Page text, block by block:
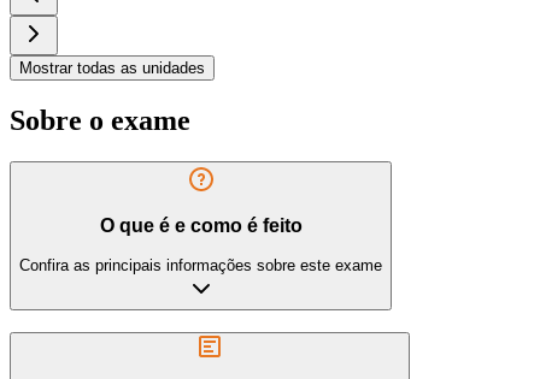
Mostrar todas as unidades
Sobre o exame
O que é e como é feito
Confira as principais informações sobre este exame